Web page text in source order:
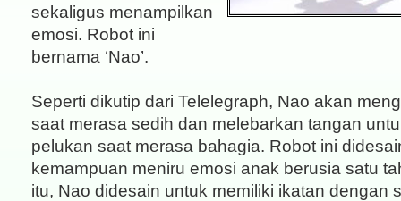
sekaligus menampilkan
emosi. Robot ini
bernama ‘Nao’.
Seperti dikutip dari Telelegraph, Nao akan
saat merasa sedih dan melebarkan tangan
pelukan saat merasa bahagia. Robot ini
kemampuan meniru emosi anak berusia satu
itu, Nao didesain untuk memiliki ikatan dengan